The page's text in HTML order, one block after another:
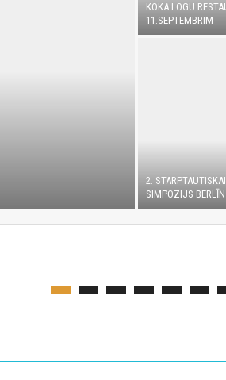
KOKA LOGU
11.SEPTEMBRIM
2.
SIMPOZIJS